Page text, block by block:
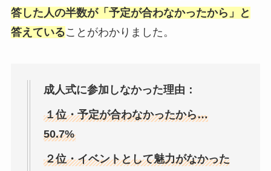
答した人の半数が「予定が合わなかったから」と
答えていることがわかりました。
成人式に参加しなかった理由：
１位・予定が合わなかったから…
50.7%
２位・イベントとして魅力がなかった